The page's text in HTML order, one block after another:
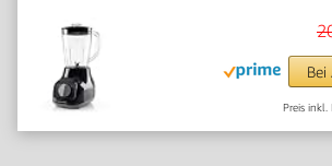
Bei
Preis inkl.